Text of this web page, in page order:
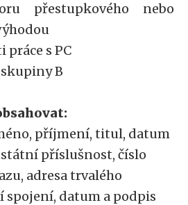
přestupkového nebo
s PC
B
příjmení, titul, datum
příslušnost, číslo
adresa trvalého
datum a podpis